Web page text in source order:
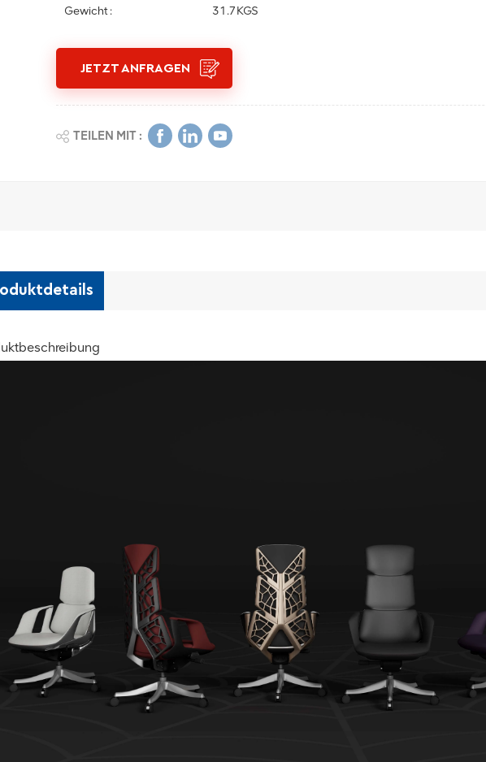
Gewicht : 31.7KGS
JETZT ANFRAGEN
TEILEN MIT :